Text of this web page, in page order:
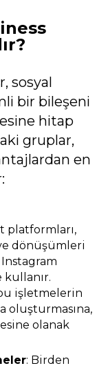
sosyal
bir bileşeni
hitap
gruplar,
en
platformları,
dönüşümleri
Instagram
kullanır.
işletmelerin
oluşturmasına,
olanak
: Birden